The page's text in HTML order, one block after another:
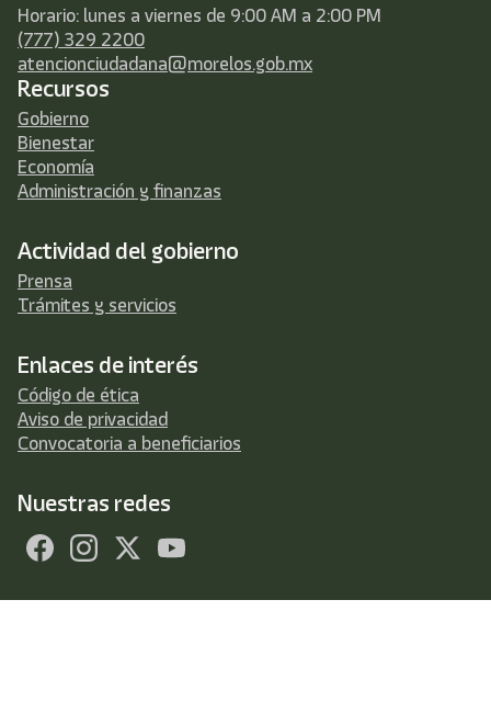
Horario: lunes a viernes de 9:00 AM a 2:00 PM
(777) 329 2200
atencionciudadana@morelos.gob.mx
Recursos
Gobierno
Bienestar
Economía
Administración y finanzas
Actividad del gobierno
Prensa
Trámites y servicios
Enlaces de interés
Código de ética
Aviso de privacidad
Convocatoria a beneficiarios
Nuestras redes